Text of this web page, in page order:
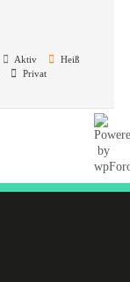
Aktiv
Heiß
Privat